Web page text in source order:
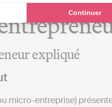
Continuer
expliqué
micro-entreprise)